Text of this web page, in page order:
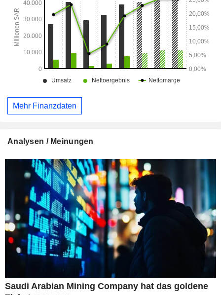
Mehr Finanzdaten
Analysen / Meinungen
Saudi Arabian Mining Company hat das goldene